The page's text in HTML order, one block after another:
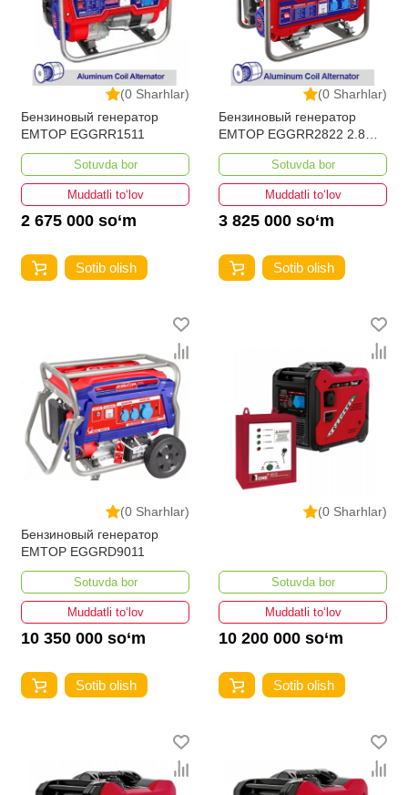
(0 Sharhlar)
Бензиновый генератор
EMTOP EGGRR1511
Sotuvda bor
Muddatli to‘lov
2 675 000 so‘m
Sotib olish
(0 Sharhlar)
Бензиновый генератор
EMTOP EGGRR2822 2.8
кВт
Sotuvda bor
Muddatli to‘lov
3 825 000 so‘m
Sotib olish
(0 Sharhlar)
Бензиновый генератор
EMTOP EGGRD9011
Sotuvda bor
Muddatli to‘lov
10 350 000 so‘m
Sotib olish
(0 Sharhlar)
Sotuvda bor
Muddatli to‘lov
10 200 000 so‘m
Sotib olish